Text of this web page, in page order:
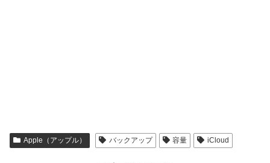
Apple（アップル） バックアップ 容量 iCloud